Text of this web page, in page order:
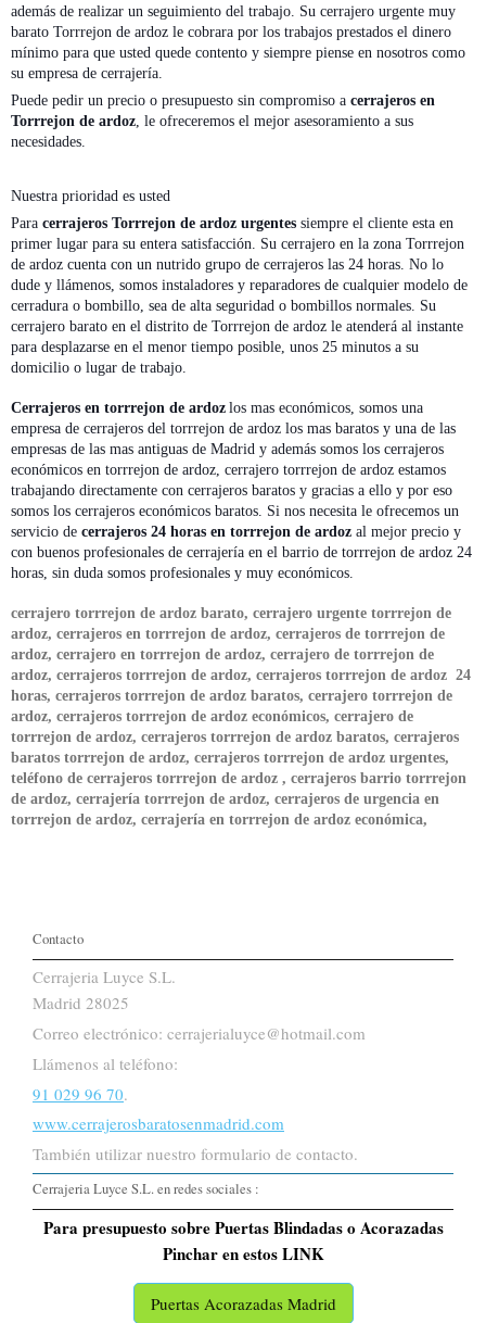
además de realizar un seguimiento del trabajo. Su cerrajero urgente muy
barato Torrrejon de ardoz le cobrara por los trabajos prestados el dinero
mínimo para que usted quede contento y siempre piense en nosotros como
su empresa de cerrajería.
Puede pedir un precio o presupuesto sin compromiso a cerrajeros en
Torrrejon de ardoz , le ofreceremos el mejor asesoramiento a sus
necesidades.
Nuestra prioridad es usted
Para cerrajeros Torrrejon de ardoz urgentes siempre el cliente esta en
primer lugar para su entera satisfacción. Su cerrajero en la zona Torrrejon
de ardoz cuenta con un nutrido grupo de cerrajeros las 24 horas. No lo
dude y llámenos, somos instaladores y reparadores de cualquier modelo de
cerradura o bombillo, sea de alta seguridad o bombillos normales. Su
cerrajero barato en el distrito de Torrrejon de ardoz le atenderá al instante
para desplazarse en el menor tiempo posible, unos 25 minutos a su
domicilio o lugar de trabajo.
Cerrajeros en torrrejon de ardoz los mas económicos, somos una
empresa de cerrajeros del torrrejon de ardoz los mas baratos y una de las
empresas de las mas antiguas de Madrid y además somos los cerrajeros
económicos en torrrejon de ardoz, cerrajero torrrejon de ardoz estamos
trabajando directamente con cerrajeros baratos y gracias a ello y por eso
somos los cerrajeros económicos baratos. Si nos necesita le ofrecemos un
servicio de cerrajeros 24 horas en torrrejon de ardoz al mejor precio y
con buenos profesionales de cerrajería en el barrio de torrrejon de ardoz 24
horas, sin duda somos profesionales y muy económicos.
cerrajero torrrejon de ardoz barato, cerrajero urgente torrrejon de
ardoz, cerrajeros en torrrejon de ardoz, cerrajeros de torrrejon de
ardoz, cerrajero en torrrejon de ardoz, cerrajero de torrrejon de
ardoz, cerrajeros torrrejon de ardoz, cerrajeros torrrejon de ardoz 24
horas, cerrajeros torrrejon de ardoz baratos, cerrajero torrrejon de
ardoz, cerrajeros torrrejon de ardoz económicos, cerrajero de
torrrejon de ardoz, cerrajeros torrrejon de ardoz baratos, cerrajeros
baratos torrrejon de ardoz, cerrajeros torrrejon de ardoz urgentes,
teléfono de cerrajeros torrrejon de ardoz , cerrajeros barrio torrrejon
de ardoz, cerrajería torrrejon de ardoz, cerrajeros de urgencia en
torrrejon de ardoz, cerrajería en torrrejon de ardoz económica,
Contacto
Cerrajeria Luyce S.L.
Madrid 28025
Correo electrónico: cerrajerialuyce@hotmail.com
Llámenos al teléfono:
91 029 96 70.
www.cerrajerosbaratosenmadrid.com
También utilizar nuestro formulario de contacto.
Cerrajeria Luyce S.L. en redes sociales :
Para presupuesto sobre Puertas Blindadas o Acorazadas
Pinchar en estos LINK
Puertas Acorazadas Madrid